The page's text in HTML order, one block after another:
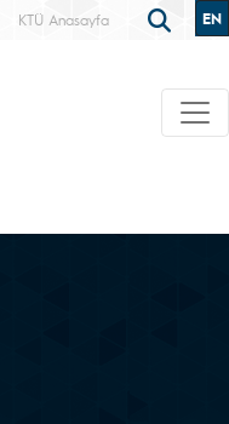
KTÜ Anasayfa EN